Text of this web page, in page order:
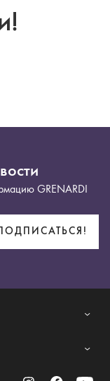
GRENARDI